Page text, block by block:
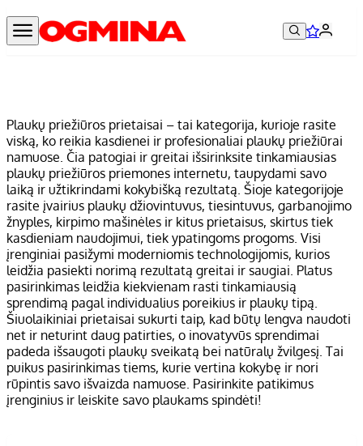
Plaukų priežiūros prietaisai – tai kategorija, kurioje rasite
viską, ko reikia kasdienei ir profesionaliai plaukų priežiūrai
namuose. Čia patogiai ir greitai išsirinksite tinkamiausias
plaukų priežiūros priemones internetu, taupydami savo
laiką ir užtikrindami kokybišką rezultatą. Šioje kategorijoje
rasite įvairius plaukų džiovintuvus, tiesintuvus, garbanojimo
žnyples, kirpimo mašinėles ir kitus prietaisus, skirtus tiek
kasdieniam naudojimui, tiek ypatingoms progoms. Visi
įrenginiai pasižymi moderniomis technologijomis, kurios
leidžia pasiekti norimą rezultatą greitai ir saugiai. Platus
pasirinkimas leidžia kiekvienam rasti tinkamiausią
sprendimą pagal individualius poreikius ir plaukų tipą.
Šiuolaikiniai prietaisai sukurti taip, kad būtų lengva naudoti
net ir neturint daug patirties, o inovatyvūs sprendimai
padeda išsaugoti plaukų sveikatą bei natūralų žvilgesį. Tai
puikus pasirinkimas tiems, kurie vertina kokybę ir nori
rūpintis savo išvaizda namuose. Pasirinkite patikimus
įrenginius ir leiskite savo plaukams spindėti!